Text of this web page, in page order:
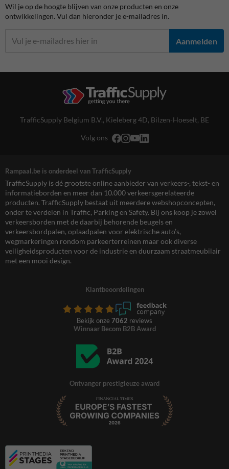
Wil je op de hoogte blijven van onze producten en onze
ontwikkelingen. Vul dan hieronder je e-mailadres in.
Aanmelden
TrafficSupply Belgium B.V., Kieleberg 4D, Bilzen-Hoeselt, BE
Volg ons
Rampaal.be is onderdeel van TrafficSupply
TrafficSupply is dé grootste online aanbieder van verkeers-, tekst- en
informatieborden en meer dan 10.000 verkeersgerelateerde
producten. TrafficSupply bestaat uit meerdere webshopconcepten,
onder te verdelen in Traffic, Parking en Safety. Bij ons koop je zowel
verkeersborden met de daarbij behorende beugels en
verkeersbordpalen, oplaadpalen voor elektrische auto’s,
wegmarkeringen rondom parkeerterreinen maar ook diverse
veiligheidsproducten voor de industrie en duurzaam straatmeubilair
met een mooi design.
Klantbeoordelingen
Bekijk onze 7062 reviews
Winnaar Becom B2B Award
Ontvanger prestigieuze award